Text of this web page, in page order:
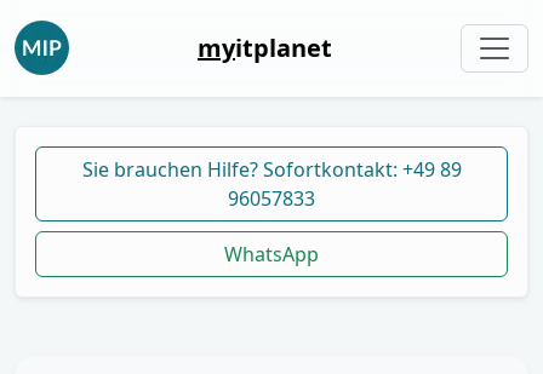
myitplanet
Sie brauchen Hilfe? Sofortkontakt: +49 89
96057833
WhatsApp